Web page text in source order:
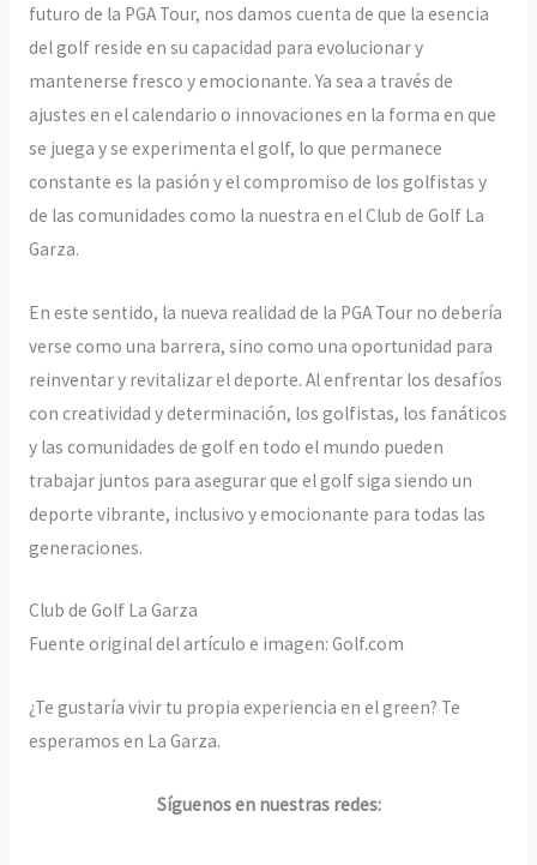
futuro de la PGA Tour, nos damos cuenta de que la esencia
del golf reside en su capacidad para evolucionar y
mantenerse fresco y emocionante. Ya sea a través de
ajustes en el calendario o innovaciones en la forma en que
se juega y se experimenta el golf, lo que permanece
constante es la pasión y el compromiso de los golfistas y
de las comunidades como la nuestra en el Club de Golf La
Garza.
En este sentido, la nueva realidad de la PGA Tour no debería
verse como una barrera, sino como una oportunidad para
reinventar y revitalizar el deporte. Al enfrentar los desafíos
con creatividad y determinación, los golfistas, los fanáticos
y las comunidades de golf en todo el mundo pueden
trabajar juntos para asegurar que el golf siga siendo un
deporte vibrante, inclusivo y emocionante para todas las
generaciones.
Club de Golf La Garza
Fuente original del artículo e imagen: Golf.com
¿Te gustaría vivir tu propia experiencia en el green? Te
esperamos en La Garza.
Síguenos en nuestras redes: